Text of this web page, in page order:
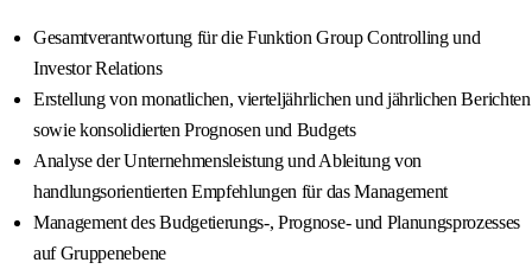
Gesamtverantwortung für die Funktion Group Controlling und
Investor Relations
Erstellung von monatlichen, vierteljährlichen und jährlichen Berichten
sowie konsolidierten Prognosen und Budgets
Analyse der Unternehmensleistung und Ableitung von
handlungsorientierten Empfehlungen für das Management
Management des Budgetierungs-, Prognose- und Planungsprozesses
auf Gruppenebene